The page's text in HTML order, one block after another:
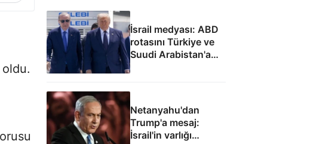
İsrail medyası: ABD
rotasını Türkiye ve
Suudi Arabistan'a
çevirdi
Netanyahu'dan
Trump'a mesaj:
İsrail'in varlığı